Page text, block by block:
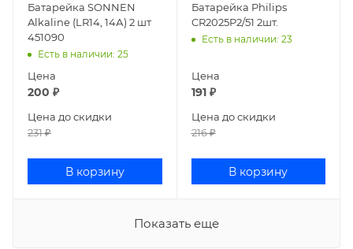
Батарейка SONNEN
Alkaline (LR14, 14А) 2 шт
451090
Есть в наличии: 25
Цена
200 ₽
Цена до скидки
231₽
В корзину
Батарейка Philips
CR2025P2/51 2шт.
Есть в наличии: 23
Цена
191₽
Цена до скидки
216₽
В корзину
Показать еще